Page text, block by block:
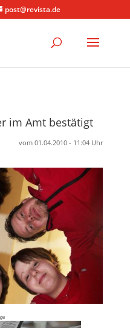
post@revista.de
im Amt bestätigt
vom 01.04.2010 - 11:04 Uhr